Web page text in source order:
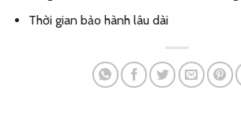
Thời gian bảo hành lâu dài